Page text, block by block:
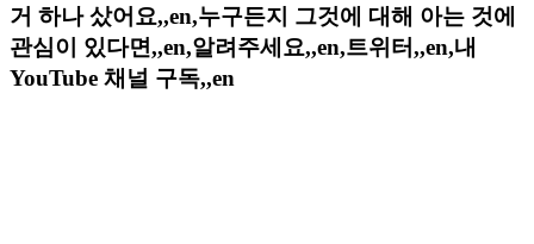
거 하나 샀어요,,en,누구든지 그것에 대해 아는 것에
관심이 있다면,,en,알려주세요,,en,트위터,,en,내
YouTube 채널 구독,,en